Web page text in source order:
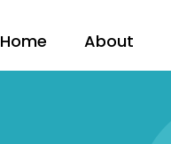
Home About